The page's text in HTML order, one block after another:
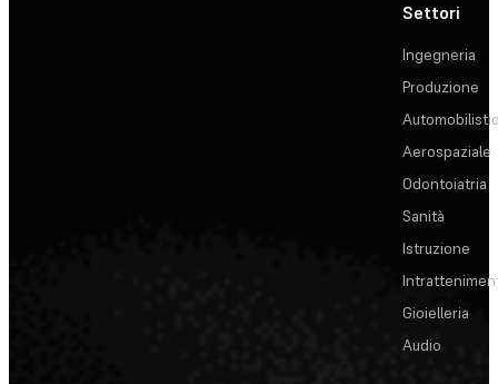
Settori
Ingegneria
Produzione
Aerospaziale
Odontoiatria
Sanità
Istruzione
Gioielleria
Audio